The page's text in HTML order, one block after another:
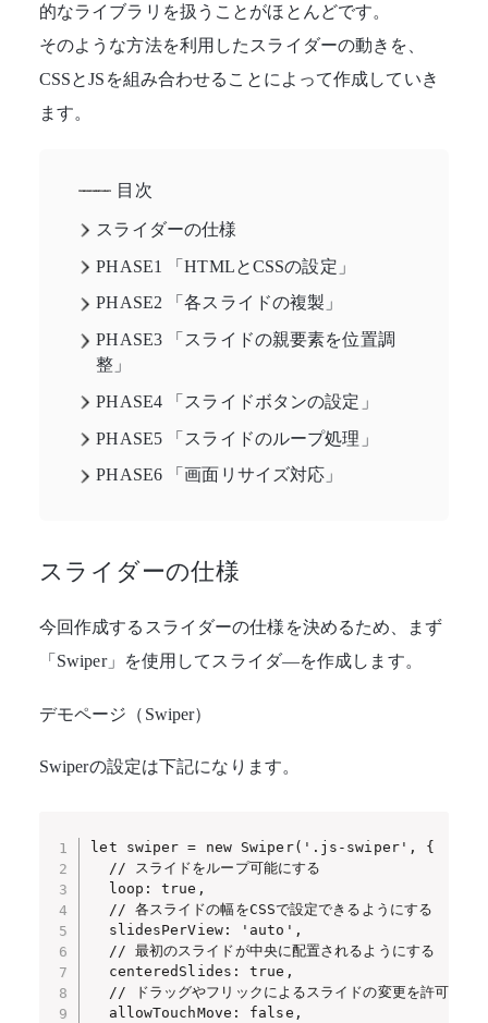
的なライブラリを扱うことがほとんどです。
そのような方法を利用したスライダーの動きを、
CSSとJSを組み合わせることによって作成していき
ます。
目次
スライダーの仕様
PHASE1 「HTMLとCSSの設定」
PHASE2 「各スライドの複製」
PHASE3 「スライドの親要素を位置調
整」
PHASE4 「スライドボタンの設定」
PHASE5 「スライドのループ処理」
PHASE6 「画面リサイズ対応」
スライダーの仕様
今回作成するスライダーの仕様を決めるため、まず
「 Swiper」を使用してスライダ―を作成します。
デモページ（Swiper）
Swiperの設定は下記になります。
let swiper = new Swiper('.js-swiper', {
  // スライドをループ可能にする
  loop: true,
  // 各スライドの幅をCSSで設定できるようにする
  slidesPerView: 'auto',
  // 最初のスライドが中央に配置されるようにする
  centeredSlides: true,
// ドラッグやフリックによるスライドの変更を許可しな
  allowTouchMove: false,